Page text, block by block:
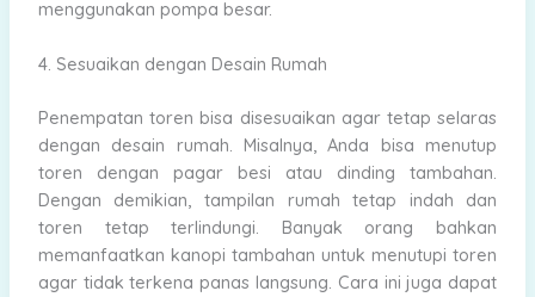
menggunakan pompa besar.
4. Sesuaikan dengan Desain Rumah
Penempatan toren bisa disesuaikan agar tetap selaras
dengan desain rumah. Misalnya, Anda bisa menutup
toren dengan pagar besi atau dinding tambahan.
Dengan demikian, tampilan rumah tetap indah dan
toren tetap terlindungi. Banyak orang bahkan
memanfaatkan kanopi tambahan untuk menutupi toren
agar tidak terkena panas langsung. Cara ini juga dapat